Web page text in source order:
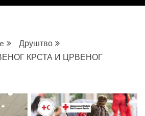
Друштво
КРСТА И ЦРВЕНОГ